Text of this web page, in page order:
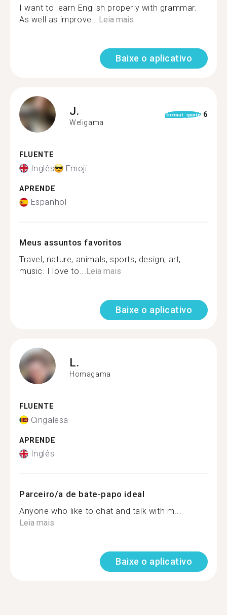
I want to learn English properly with grammar.
As well as improve...Leia mais
Baixe o aplicativo
J.
Weligama
format_quote 6
FLUENTE
Inglês Emoji
APRENDE
Espanhol
Meus assuntos favoritos
Travel, nature, animals, sports, design, art,
music. I love to...Leia mais
Baixe o aplicativo
L.
Homagama
FLUENTE
Cingalesa
APRENDE
Inglês
Parceiro/a de bate-papo ideal
Anyone who like to chat and talk with m...
Leia mais
Baixe o aplicativo